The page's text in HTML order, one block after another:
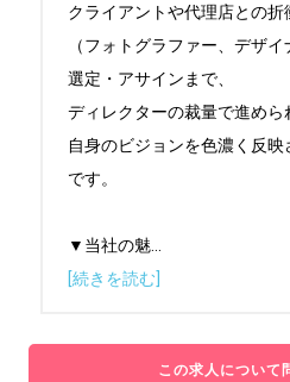
クライアントや代理店との
（フォトグラファー、デザ
選定・アサインまで、
ディレクターの裁量で進めら
自身のビジョンを色濃く反
です。
▼当社の魅
[続きを読む]
この求人について